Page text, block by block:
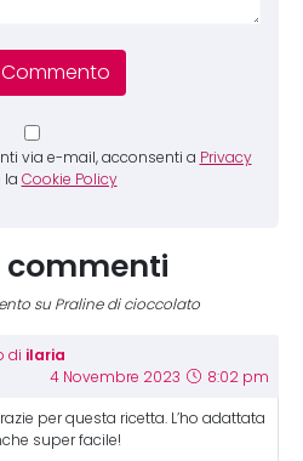
via e-mail, acconsenti a Privacy
la Cookie Policy
commenti
su Praline di cioccolato
di ilaria
4 Novembre 2023 8:02 pm
per questa ricetta. L’ho adattata
super facile!